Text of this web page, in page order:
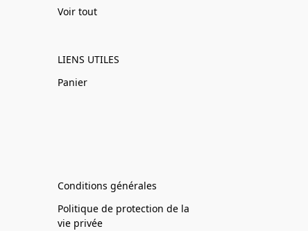
Voir tout
LIENS UTILES
Panier
Conditions générales
Politique de protection de la
vie privée